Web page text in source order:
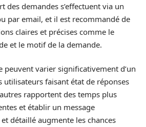
des demandes s’effectuent via un
par email, et il est recommandé de
claires et précises comme le
et le motif de la demande.
peuvent varier significativement d’un
utilisateurs faisant état de réponses
rapportent des temps plus
et établir un message
détaillé augmente les chances